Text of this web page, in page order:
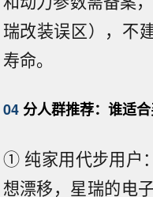
瑞改装误区），不
寿命。
04分人群推荐：谁适合
① 纯家用代步用户
想漂移，星瑞的电